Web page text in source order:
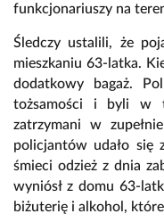
funkcjonariuszy na
Śledczy ustalili, że
mieszkaniu 63-latka.
dodatkowy bagaż.
tożsamości i byli w
zatrzymani w
policjantów udało się
śmieci odzież z dnia
wyniósł z domu 63-
biżuterię i alkohol,